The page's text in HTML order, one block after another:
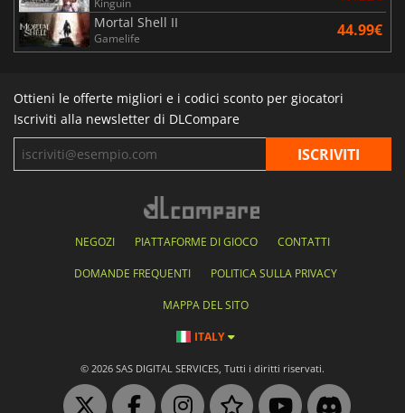
Kinguin
Mortal Shell II
Gamelife 44.99€
Ottieni le offerte migliori e i codici sconto per giocatori
Iscriviti alla newsletter di DLCompare
NEGOZI PIATTAFORME DI GIOCO CONTATTI
DOMANDE FREQUENTI POLITICA SULLA PRIVACY
MAPPA DEL SITO
ITALY
© 2026 SAS DIGITAL SERVICES, Tutti i diritti riservati.